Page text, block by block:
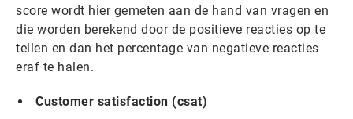
score wordt hier gemeten aan de hand van vragen en
die worden berekend door de positieve reacties op te
tellen en dan het percentage van negatieve reacties
eraf te halen.
Customer satisfaction (csat)